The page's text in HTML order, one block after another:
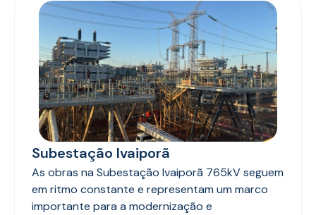
Subestação Ivaiporã
As obras na Subestação Ivaiporã 765kV seguem
em ritmo constante e representam um marco
importante para a modernização e